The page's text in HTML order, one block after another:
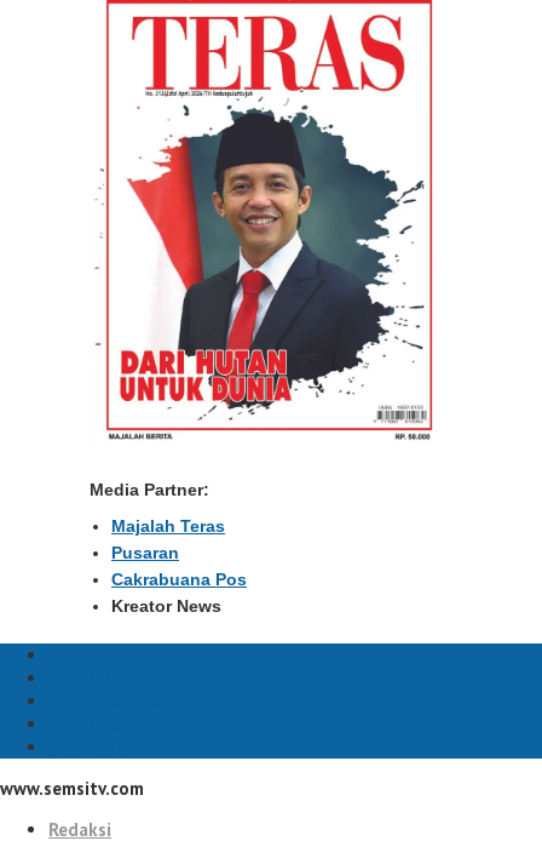
Media Partner:
Majalah Teras
Pusaran
Cakrabuana Pos
Kreator News
www.semsitv.com
Redaksi